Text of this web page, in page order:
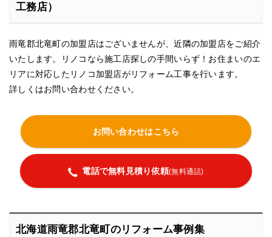
工務店）
雨竜郡北竜町の加盟店はございませんが、近隣の加盟店をご紹介
いたします。リノコなら施工店探しの手間いらず！お住まいのエ
リアに対応したリノコ加盟店がリフォーム工事を行います。
詳しくはお問い合わせください。
お問い合わせはこちら
電話で無料見積り依頼(無料通話)
北海道雨竜郡北竜町のリフォーム事例集